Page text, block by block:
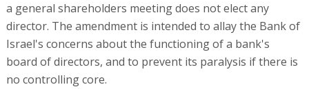
a general shareholders meeting does not elect any
director. The amendment is intended to allay the Bank of
Israel's concerns about the functioning of a bank's
board of directors, and to prevent its paralysis if there is
no controlling core.